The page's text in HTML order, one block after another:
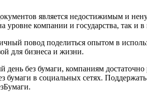
является недостижимым и
уровне компании и государства, так и
повод поделиться опытом в
для бизнеса и жизни.
без бумаги, компаниям
в социальных сетях.